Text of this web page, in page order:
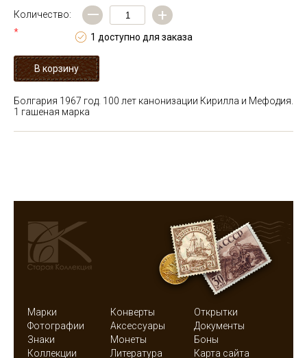
Количество:
*
— +
1 доступно для заказа
Болгария 1967 год. 100 лет канонизации Кирилла и Мефодия.
1 гашеная марка
Марки Конверты
Открытки
Фотографии
Аксессуары
Документы
Знаки
Монеты
Боны
Коллекции
Литература Карта сайта